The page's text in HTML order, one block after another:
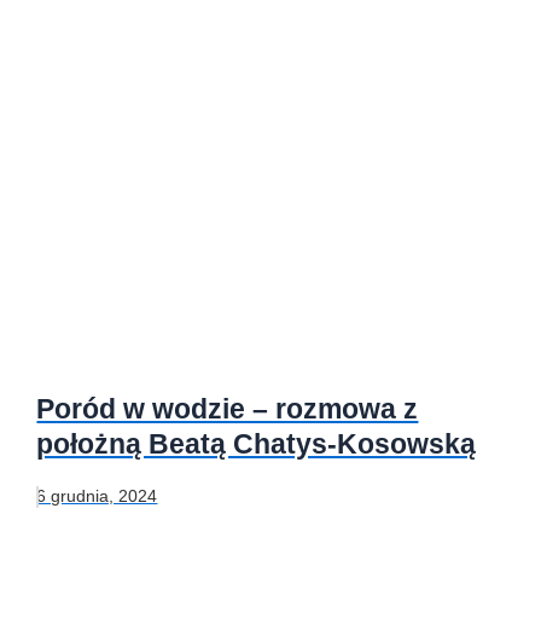
Poród w wodzie – rozmowa z
położną Beatą Chatys-Kosowską
6 grudnia, 2024